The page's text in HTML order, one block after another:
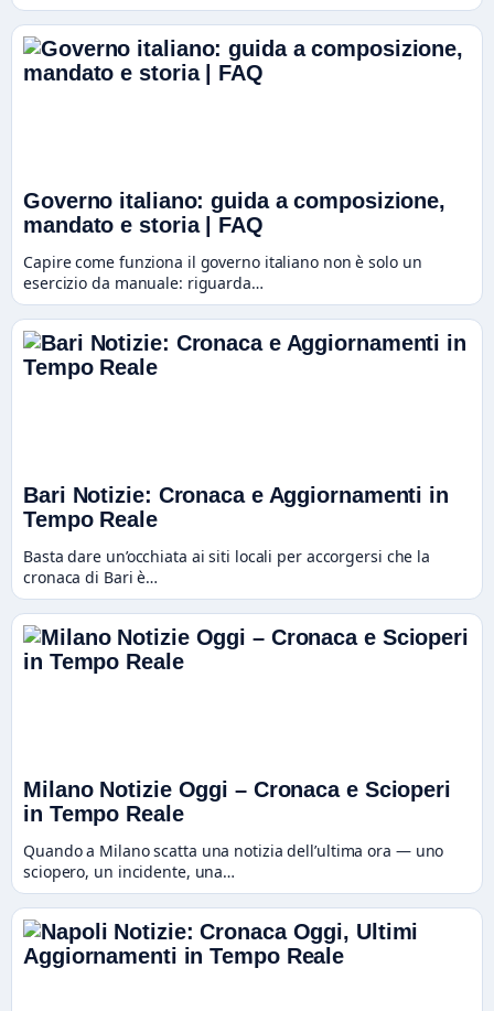
Governo italiano: guida a composizione,
mandato e storia | FAQ
Capire come funziona il governo italiano non è solo un
esercizio da manuale: riguarda…
Bari Notizie: Cronaca e Aggiornamenti in
Tempo Reale
Basta dare un’occhiata ai siti locali per accorgersi che la
cronaca di Bari è…
Milano Notizie Oggi – Cronaca e Scioperi
in Tempo Reale
Quando a Milano scatta una notizia dell’ultima ora — uno
sciopero, un incidente, una…